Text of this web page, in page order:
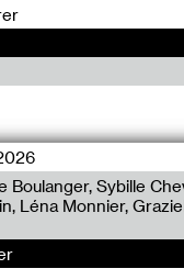
Boulanger, Sybille
Léna Monnier,
(2)
#2 : « Passage,
»
sans les yeux
sans les yeux :
Bouzanquet et